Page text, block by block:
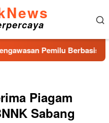
Berbasis Masyarakat
Piagam
Sabang